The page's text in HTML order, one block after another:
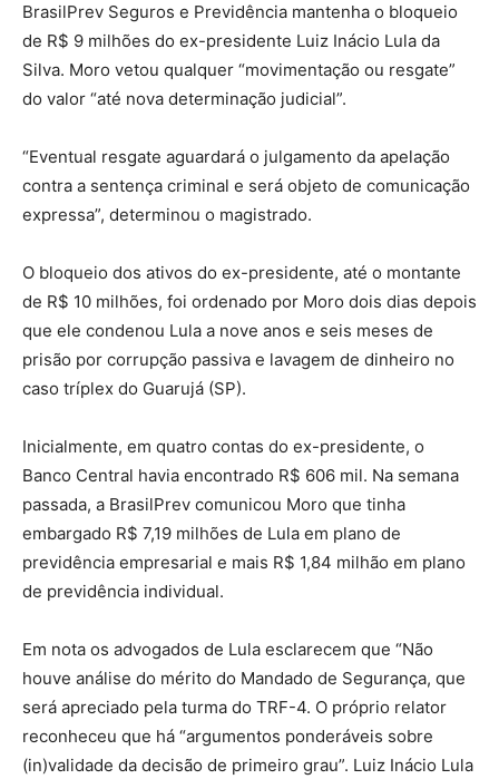
BrasilPrev Seguros e Previdência mantenha o bloqueio
de R$ 9 milhões do ex-presidente Luiz Inácio Lula da
Silva. Moro vetou qualquer “movimentação ou resgate”
do valor “até nova determinação judicial”.
“Eventual resgate aguardará o julgamento da apelação
contra a sentença criminal e será objeto de comunicação
expressa”, determinou o magistrado.
O bloqueio dos ativos do ex-presidente, até o montante
de R$ 10 milhões, foi ordenado por Moro dois dias depois
que ele condenou Lula a nove anos e seis meses de
prisão por corrupção passiva e lavagem de dinheiro no
caso tríplex do Guarujá (SP).
Inicialmente, em quatro contas do ex-presidente, o
Banco Central havia encontrado R$ 606 mil. Na semana
passada, a BrasilPrev comunicou Moro que tinha
embargado R$ 7,19 milhões de Lula em plano de
previdência empresarial e mais R$ 1,84 milhão em plano
de previdência individual.
Em nota os advogados de Lula esclarecem que “Não
houve análise do mérito do Mandado de Segurança, que
será apreciado pela turma do TRF-4. O próprio relator
reconheceu que há “argumentos ponderáveis sobre
(in)validade da decisão de primeiro grau”. Luiz Inácio Lula